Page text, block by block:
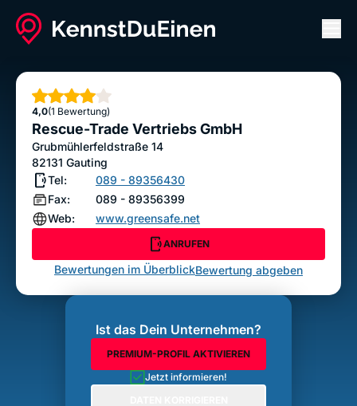
Rescue-Trade Vertriebs GmbH
4,0
Sterne
(1 Bewertung)
Rescue-Trade Vertriebs GmbH
Grubmühlerfeldstraße 14
82131 Gauting
Tel:
089 - 89356430
Fax:
089 - 89356399
Web:
www.greensafe.net
ANRUFEN
Bewertungen im ÜberblickBewertung abgeben
Ist das Dein Unternehmen?
PREMIUM-PROFIL AKTIVIEREN
Jetzt informieren!